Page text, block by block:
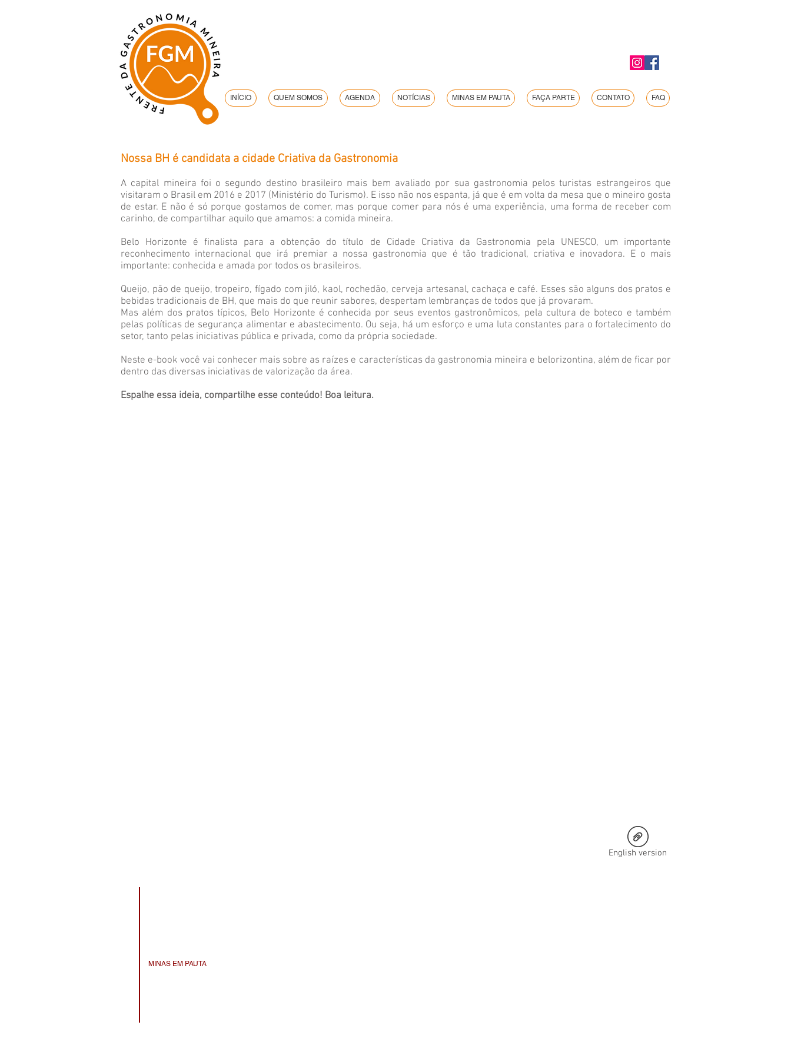
INÍCIO QUEM SOMOS AGENDA NOTÍCIAS MINAS EM PAUTA FAÇA PARTE CONTATO FAQ
Nossa BH é candidata a cidade Criativa da Gastronomia
A capital mineira foi o segundo destino brasileiro mais bem avaliado por sua gastronomia pelos turistas estrangeiros que
visitaram o Brasil em 2016 e 2017 (Ministério do Turismo). E isso não nos espanta, já que é em volta da mesa que o mineiro gosta
de estar. E não é só porque gostamos de comer, mas porque comer para nós é uma experiência, uma forma de receber com
carinho, de compartilhar aquilo que amamos: a comida mineira.
Belo Horizonte é finalista para a obtenção do título de Cidade Criativa da Gastronomia pela UNESCO, um importante
reconhecimento internacional que irá premiar a nossa gastronomia que é tão tradicional, criativa e inovadora. E o mais
importante: conhecida e amada por todos os brasileiros.
Queijo, pão de queijo, tropeiro, fígado com jiló, kaol, rochedão, cerveja artesanal, cachaça e café. Esses são alguns dos pratos e
bebidas tradicionais de BH, que mais do que reunir sabores, despertam lembranças de todos que já provaram.
Mas além dos pratos típicos, Belo Horizonte é conhecida por seus eventos gastronômicos, pela cultura de boteco e também
pelas políticas de segurança alimentar e abastecimento. Ou seja, há um esforço e uma luta constantes para o fortalecimento do
setor, tanto pelas iniciativas pública e privada, como da própria sociedade.
Neste e-book você vai conhecer mais sobre as raízes e características da gastronomia mineira e belorizontina, além de ficar por
dentro das diversas iniciativas de valorização da área.
Espalhe essa ideia, compartilhe esse conteúdo! Boa leitura.
English version
MINAS EM PAUTA